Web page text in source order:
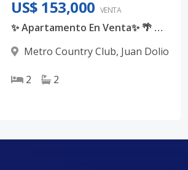
US$ 153,000 VENTA
✨ Apartamento En Venta✨ 🌴 Tu escape perfecto en Juan Dolio te está esperando.
Metro Country Club, Juan Dolio
2 2